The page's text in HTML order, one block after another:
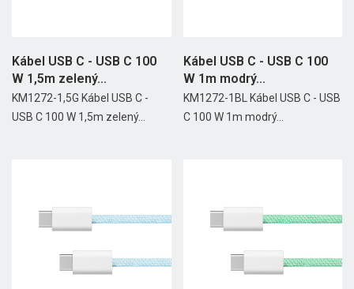
Kábel USB C - USB C 100
W 1,5m zelený...
KM1272-1,5G Kábel USB C -
USB C 100 W 1,5m zelený...
Kábel USB C - USB C 100
W 1m modrý...
KM1272-1BL Kábel USB C - USB
C 100 W 1m modrý...